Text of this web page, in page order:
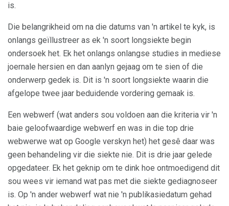
is.
Die belangrikheid om na die datums van 'n artikel te kyk, is
onlangs geïllustreer as ek 'n soort longsiekte begin
ondersoek het. Ek het onlangs onlangse studies in mediese
joernale hersien en dan aanlyn gejaag om te sien of die
onderwerp gedek is. Dit is 'n soort longsiekte waarin die
afgelope twee jaar beduidende vordering gemaak is.
Een webwerf (wat anders sou voldoen aan die kriteria vir 'n
baie geloofwaardige webwerf en was in die top drie
webwerwe wat op Google verskyn het) het gesê daar was
geen behandeling vir die siekte nie. Dit is drie jaar gelede
opgedateer. Ek het geknip om te dink hoe ontmoedigend dit
sou wees vir iemand wat pas met die siekte gediagnoseer
is. Op 'n ander webwerf wat nie 'n publikasiedatum gehad